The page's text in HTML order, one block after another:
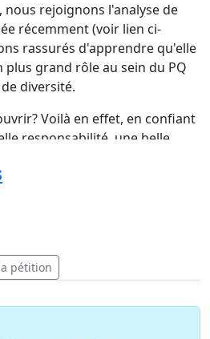
nous rejoignons l'analyse de
récemment (voir lien ci-
rassurés d'apprendre qu'elle
plus grand rôle au sein du PQ
diversité.
Voilà en effet, en confiant
responsabilité, une belle
notre vision avec autant
et des enjeux qui ont
nous à reconnaître la nécessité
pétition